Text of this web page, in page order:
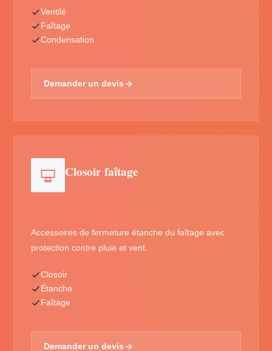
Ventilé
Faîtage
Condensation
Demander un devis
Closoir faîtage
Accessoires de fermeture étanche du faîtage avec
protection contre pluie et vent.
Closoir
Étanche
Faîtage
Demander un devis